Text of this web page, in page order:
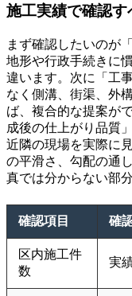
施工実績で確認す
まず確認したいのが
地形や行政手続きに
違います。次に「工
なく側溝、街渠、外
ば、複合的な提案が
成後の仕上がり品質
近隣の現場を実際に
の平滑さ、勾配の通
真では分からない部
確認項目 確
区内施工件
数
実